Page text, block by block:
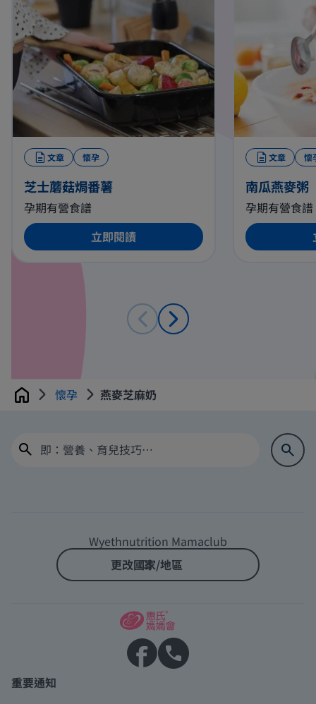
文章 懷孕
芝士蘑菇焗番薯
孕期有營食譜
立即閱讀
文章 懷
南瓜燕麥粥
孕期有營食譜
Home 懷孕 燕麥芝麻奶
Wyethnutrition Mamaclub
更改國家/地區
重要通知